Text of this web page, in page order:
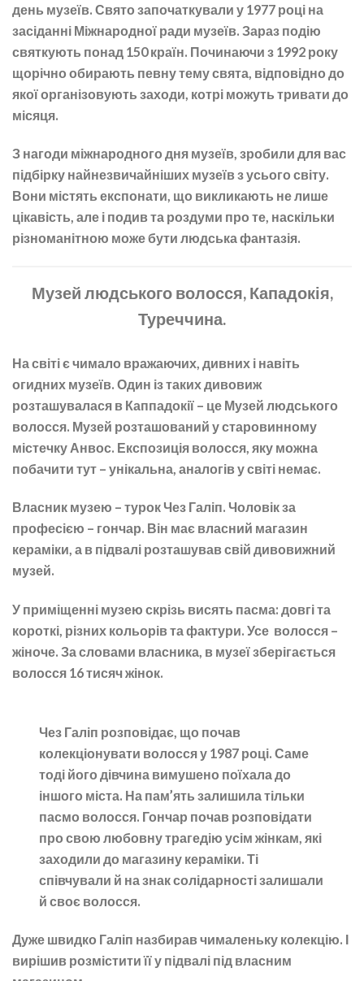
день музеїв. Свято започаткували у 1977 році на
засіданні Міжнародної ради музеїв. Зараз подію
святкують понад 150 країн. Починаючи з 1992 року
щорічно обирають певну тему свята, відповідно до
якої організовують заходи, котрі можуть тривати до
місяця.
З нагоди міжнародного дня музеїв, зробили для вас
підбірку найнезвичайніших музеїв з усього світу.
Вони містять експонати, що викликають не лише
цікавість, але і подив та роздуми про те, наскільки
різноманітною може бути людська фантазія.
Музей людського волосся, Кападокія,
Туреччина.
На світі є чимало вражаючих, дивних і навіть
огидних музеїв. Один із таких дивовиж
розташувалася в Каппадокії – це Музей людського
волосся. Музей розташований у старовинному
містечку Анвос. Експозиція волосся, яку можна
побачити тут – унікальна, аналогів у світі немає.
Власник музею – турок Чез Галіп. Чоловік за
професією – гончар. Він має власний магазин
кераміки, а в підвалі розташував свій дивовижний
музей.
У приміщенні музею скрізь висять пасма: довгі та
короткі, різних кольорів та фактури. Усе волосся –
жіноче. За словами власника, в музеї зберігається
волосся 16 тисяч жінок.
Чез Галіп розповідає, що почав
колекціонувати волосся у 1987 році. Саме
тоді його дівчина вимушено поїхала до
іншого міста. На пам’ять залишила тільки
пасмо волосся. Гончар почав розповідати
про свою любовну трагедію усім жінкам, які
заходили до магазину кераміки. Ті
співчували й на знак солідарності залишали
й своє волосся.
Дуже швидко Галіп назбирав чималеньку колекцію. І
вирішив розмістити її у підвалі під власним